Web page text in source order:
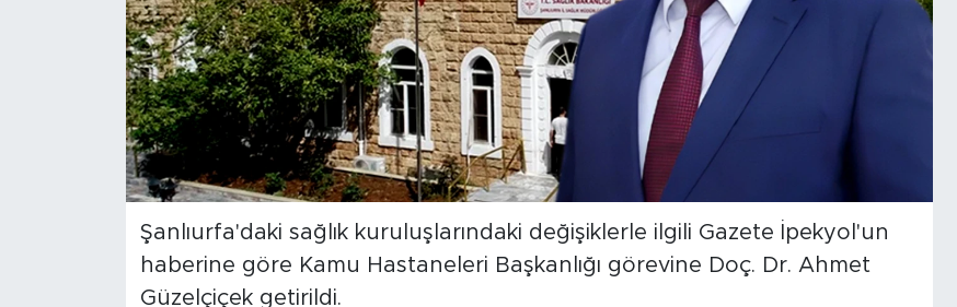
Şanlıurfa'daki sağlık kuruluşlarındaki değişiklerle ilgili Gazete İpekyol'un
haberine göre Kamu Hastaneleri Başkanlığı görevine Doç. Dr. Ahmet
Güzelçiçek getirildi.